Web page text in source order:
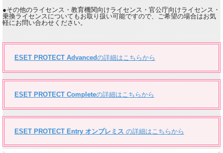
●その他のライセンス・教育機関向けライセンス・官公庁向けライセンス・
乗換ライセンスについてもお取り扱い可能ですので、ご希望の場合はお気
軽にお問い合わせください。
ESET PROTECT Advancedの詳細はこちらから
ESET PROTECT Completeの詳細はこちらから
ESET PROTECT Entry オンプレミス の詳細はこちらから